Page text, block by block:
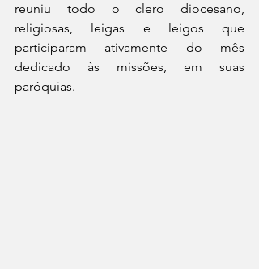
reuniu todo o clero diocesano,
religiosas, leigas e leigos que
participaram ativamente do mês
dedicado às missões, em suas
paróquias.